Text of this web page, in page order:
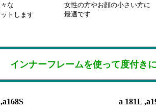
な
トします
女性の方やお顔の小さい方に
最適です
インナーフレームを使って度付き
a 181L